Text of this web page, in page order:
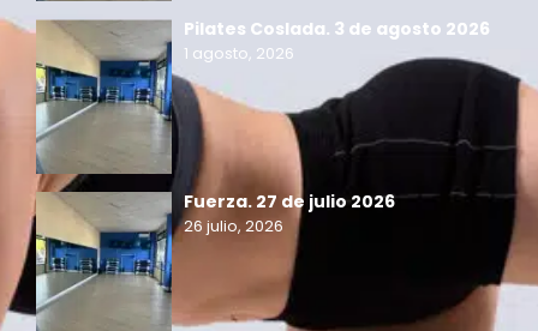
Pilates Coslada. 3 de agosto 2026
1 agosto, 2026
Fuerza. 27 de julio 2026
26 julio, 2026